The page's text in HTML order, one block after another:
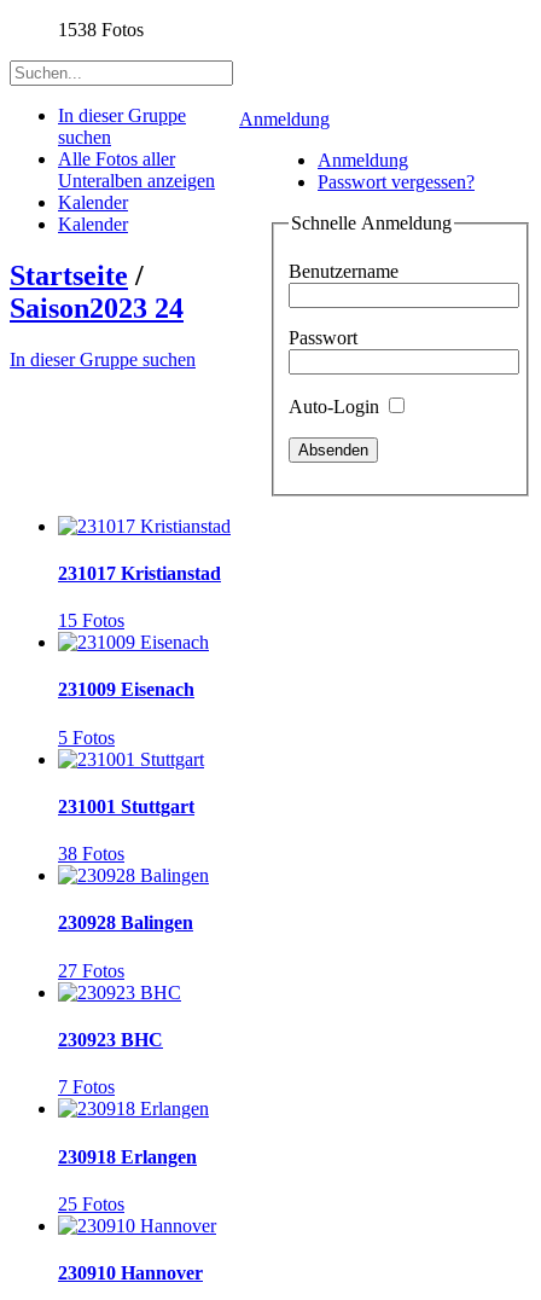
1538 Fotos
Anmeldung
Anmeldung
Passwort vergessen?
Schnelle Anmeldung
Benutzername
Passwort
Auto-Login
In dieser Gruppe
suchen
Alle Fotos aller
Unteralben anzeigen
Kalender
Kalender
Startseite /
Saison2023 24
In dieser Gruppe suchen
231017 Kristianstad
15 Fotos
231009 Eisenach
5 Fotos
231001 Stuttgart
38 Fotos
230928 Balingen
27 Fotos
230923 BHC
7 Fotos
230918 Erlangen
25 Fotos
230910 Hannover